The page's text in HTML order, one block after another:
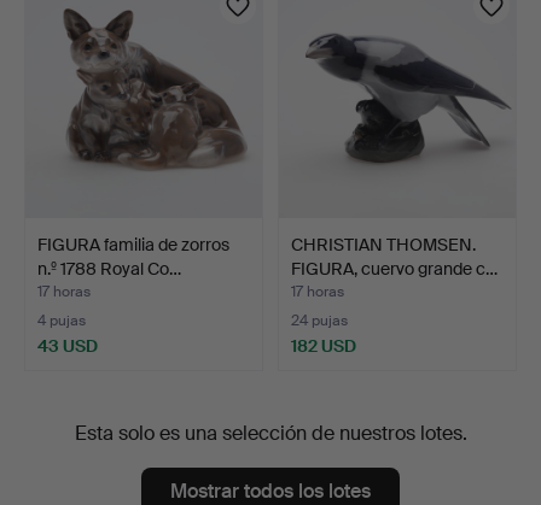
FIGURA familia de zorros
n.º 1788 Royal Co…
17 horas
4 pujas
43 USD
CHRISTIAN THOMSEN.
FIGURA, cuervo grande c…
17 horas
24 pujas
182 USD
Esta solo es una selección de nuestros lotes.
Mostrar todos los lotes